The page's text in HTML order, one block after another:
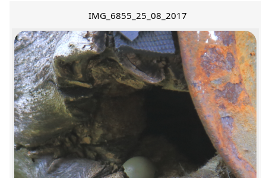
IMG_6855_25_08_2017